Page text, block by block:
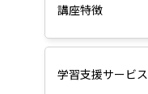
講座特徴
学習支援サービス